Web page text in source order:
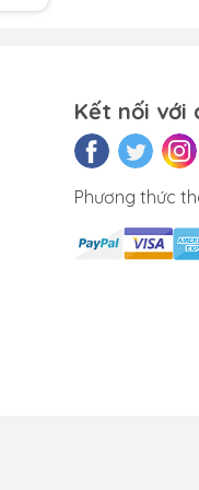
Kết nối với
Phương thức